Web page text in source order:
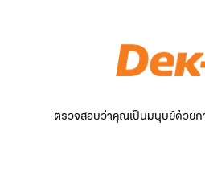
ตรวจสอบว่าคุณเป็นมนุษย์ด้วยก